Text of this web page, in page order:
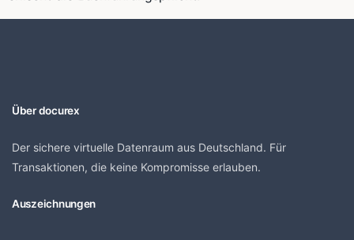
Über docurex
Der sichere virtuelle Datenraum aus Deutschland. Für
Transaktionen, die keine Kompromisse erlauben.
Auszeichnungen